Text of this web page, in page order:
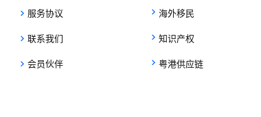
服务协议
联系我们
会员伙伴
海外移民
知识产权
粤港供应链